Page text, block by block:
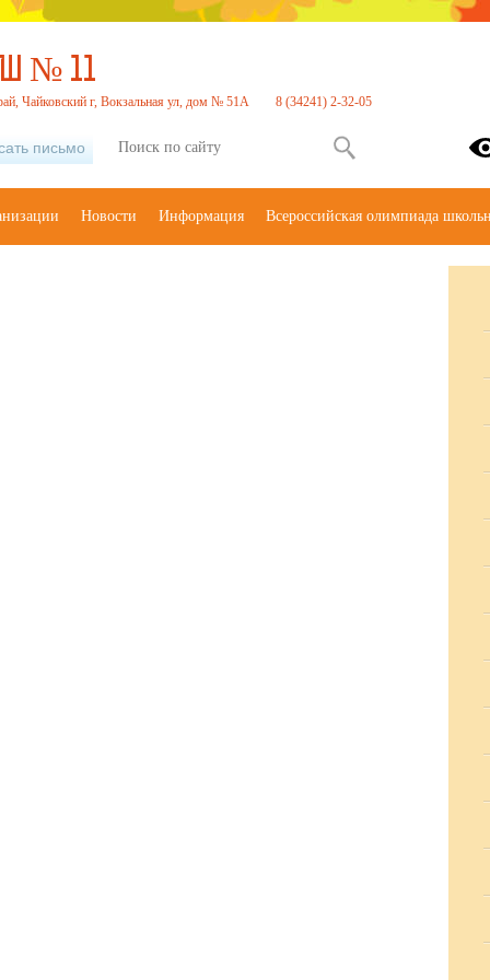
№ 11
Чайковский г, Вокзальная ул, дом № 51А 8 (34241) 2-32-05
письмо
Новости Информация Всероссийская олимпиада